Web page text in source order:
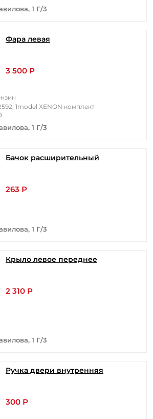
1 Г/3
Фара левая
3 500 Р
1model XENON комплект
1 Г/3
Бачок расширительный
263 Р
1 Г/3
Крыло левое переднее
2 310 Р
1 Г/3
Ручка двери внутренняя
300 Р